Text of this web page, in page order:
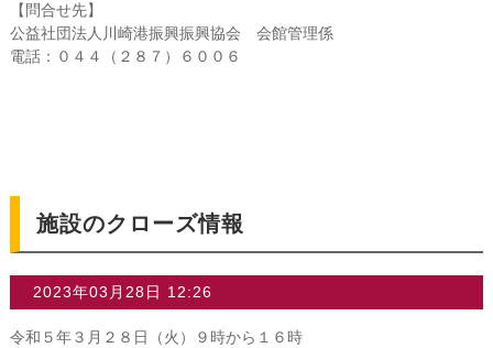
【問合せ先】
公益社団法人川崎港振興振興協会 会館管理係
電話：０４４（２８７）６００６
施設のクローズ情報
2023年03月28日 12:26
令和５年３月２８日（火）９時から１６時